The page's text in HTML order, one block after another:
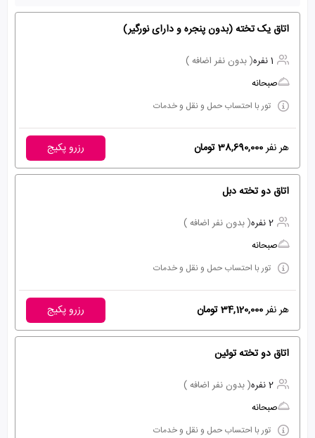
اتاق یک تخته (بدون پنجره و دارای نورگیر)
1 نفره
( بدون نفر اضافه )
صبحانه
تور با احتساب حمل و نقل و خدمات
هر نفر38,690,000 تومان رزرو پکیج
اتاق دو تخته دبل
2 نفره
( بدون نفر اضافه )
صبحانه
تور با احتساب حمل و نقل و خدمات
هر نفر34,120,000 تومان رزرو پکیج
اتاق دو تخته توئین
2 نفره
( بدون نفر اضافه )
صبحانه
تور با احتساب حمل و نقل و خدمات